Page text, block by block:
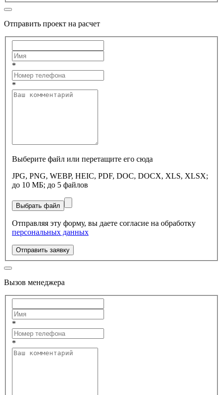
Отправить проект на расчет
*
*
Выберите файл или перетащите его сюда
JPG, PNG, WEBP, HEIC, PDF, DOC, DOCX, XLS, XLSX;
до 10 МБ; до 5 файлов
Выбрать файл
Отправляя эту форму, вы даете согласие на обработку
персональных данных
Отправить заявку
Вызов менеджера
*
*